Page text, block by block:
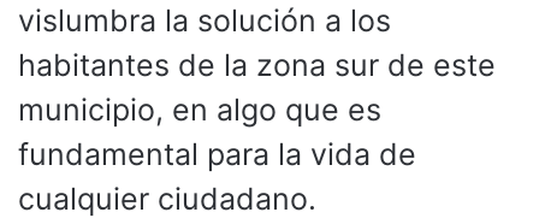
vislumbra la solución a los
habitantes de la zona sur de este
municipio, en algo que es
fundamental para la vida de
cualquier ciudadano.